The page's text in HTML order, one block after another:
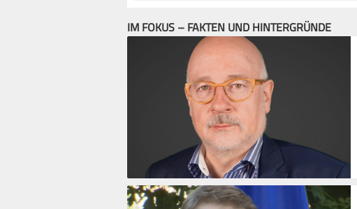
IM FOKUS – FAKTEN UND HINTERGRÜNDE